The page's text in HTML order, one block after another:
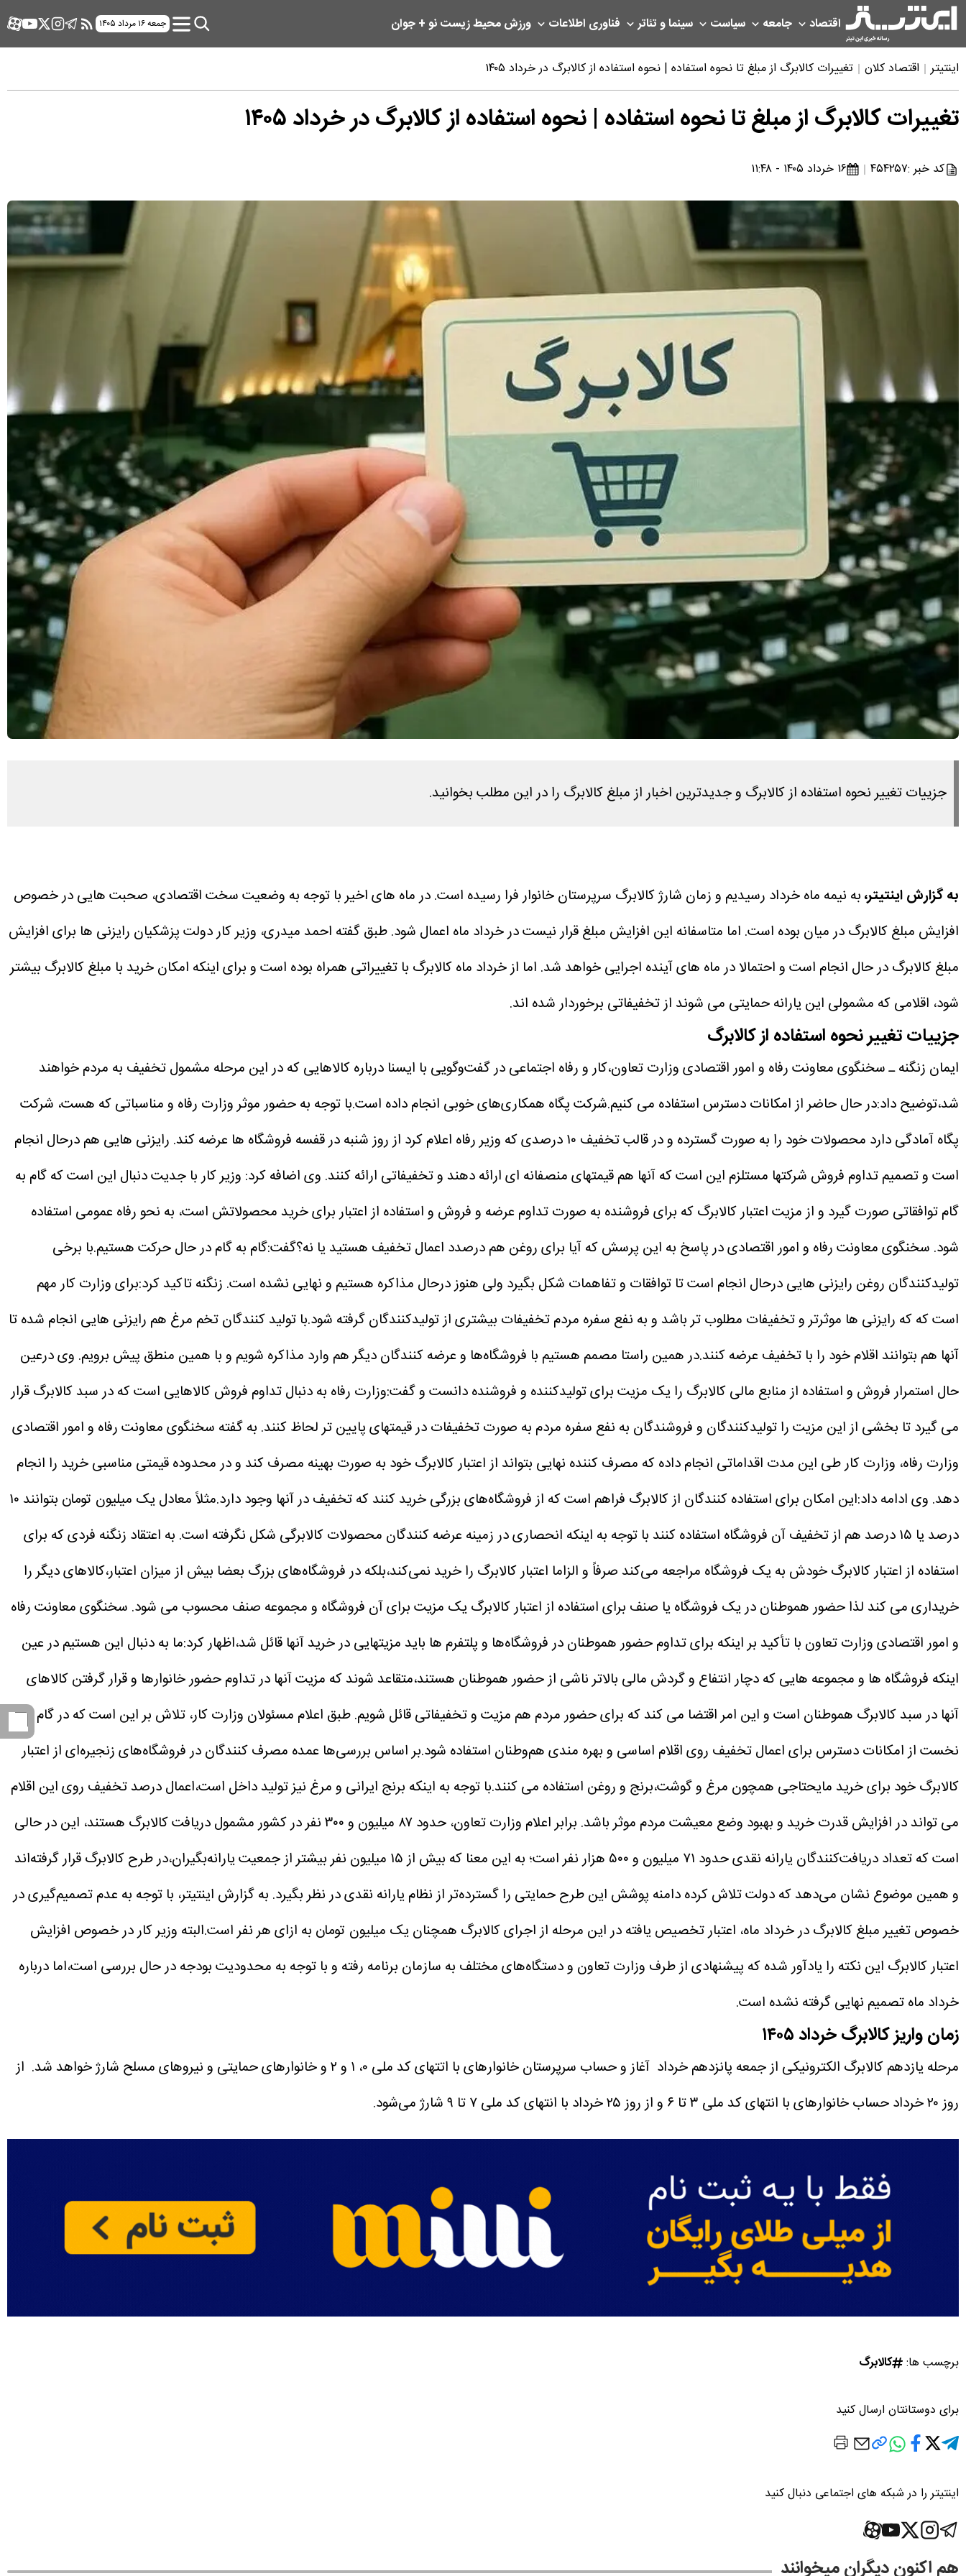
اقتصاد جامعه سیاست سینما و تئاتر فناوری اطلاعات ورزشمحیط زیستنو + جوان جمعه ۱۶ مرداد ۱۴۰۵
اینتیتر اقتصاد کلان تغییرات کالابرگ از مبلغ تا نحوه استفاده | نحوه استفاده از کالابرگ در خرداد ۱۴۰۵
تغییرات کالابرگ از مبلغ تا نحوه استفاده | نحوه استفاده از کالابرگ در خرداد ۱۴۰۵
کد خبر :۴۵۴۲۵۷ ۱۶ خرداد ۱۴۰۵ - ۱۱:۴۸
جزییات تغییر نحوه استفاده از کالابرگ و جدیدترین اخبار از مبلغ کالابرگ را در این مطلب بخوانید.
به گزارش اینتیتر،به نیمه ماه خرداد رسیدیم و زمان شارژ کالابرگ سرپرستان خانوار فرا رسیده است. در ماه های اخیر با توجه به وضعیت سخت اقتصادی، صحبت هایی در خصوص
افزایش مبلغ کالابرگ در میان بوده است. اما متاسفانه این افزایش مبلغ قرار نیست در خرداد ماه اعمال شود. طبق گفته احمد میدری، وزیر کار دولت پزشکیان رایزنی ها برای افزایش
مبلغ کالابرگ در حال انجام است و احتمالا در ماه های آینده اجرایی خواهد شد. اما از خرداد ماه کالابرگ با تغییراتی همراه بوده است و برای اینکه امکان خرید با مبلغ کالابرگ بیشتر
شود، اقلامی که مشمولی این یارانه حمایتی می شوند از تخفیفاتی برخوردار شده اند.
جزییات تغییر نحوه استفاده از کالابرگ
ایمان زنگنه ـ سخنگوی معاونت رفاه و امور اقتصادی وزارت تعاون،کار و رفاه اجتماعی در گفت‌وگویی با ایسنا درباره کالاهایی که در این مرحله مشمول تخفیف به مردم خواهند
شد،توضیح داد:در حال حاضر از امکانات دسترس استفاده می کنیم.شرکت پگاه همکاری‌های خوبی انجام داده است.با توجه به حضور موثر وزارت رفاه و مناسباتی که هست، شرکت
پگاه آمادگی دارد محصولات خود را به صورت گسترده و در قالب تخفیف ۱۰ درصدی که وزیر رفاه اعلام کرد از روز شنبه در قفسه فروشگاه ها عرضه کند. رایزنی هایی هم درحال انجام
است و تصمیم تداوم فروش شرکتها مستلزم این است که آنها هم قیمتهای منصفانه ای ارائه دهند و تخفیفاتی ارائه کنند. وی اضافه کرد: وزیر کار با جدیت دنبال این است که گام به
گام توافقاتی صورت گیرد و از مزیت اعتبار کالابرگ که برای فروشنده به صورت تداوم عرضه و فروش و استفاده از اعتبار برای خرید محصولاتش است، به نحو رفاه عمومی استفاده
شود. سخنگوی معاونت رفاه و امور اقتصادی در پاسخ به این پرسش که آیا برای روغن هم درصدد اعمال تخفیف هستید یا نه؟گفت:گام‌ به گام در حال حرکت هستیم.با برخی
تولیدکنندگان روغن رایزنی هایی درحال انجام است تا توافقات و تفاهمات شکل بگیرد ولی هنوز درحال مذاکره هستیم و نهایی نشده است. زنگنه تاکید کرد:برای وزارت کار مهم
است که که رایزنی ها موثرتر و تخفیفات مطلوب تر باشد و به نفع سفره مردم تخفیفات بیشتری از تولیدکنندگان گرفته شود.با تولید کنندگان تخم مرغ هم رایزنی هایی انجام شده تا
آنها هم بتوانند اقلام خود را با تخفیف عرضه کنند.در همین راستا مصمم هستیم با فروشگاه‌ها و عرضه کنندگان دیگر هم وارد مذاکره شویم و با همین منطق پیش برویم. وی درعین
حال استمرار فروش و استفاده از منابع مالی کالابرگ را یک مزیت برای تولیدکننده و فروشنده دانست و گفت:وزارت رفاه به دنبال تداوم فروش کالاهایی است که در سبد کالابرگ قرار
می گیرد تا بخشی از این مزیت را تولیدکنندگان و فروشندگان به نفع سفره مردم به صورت تخفیفات در قیمتهای پایین تر لحاظ کنند. به گفته سخنگوی معاونت رفاه و امور اقتصادی
وزارت رفاه، وزارت کار طی این مدت اقداماتی انجام داده که مصرف کننده نهایی بتواند از اعتبار کالابرگ خود به صورت بهینه مصرف کند و در محدوده قیمتی مناسبی خرید را انجام
دهد.
وی ادامه داد:این امکان برای استفاده کنندگان از کالابرگ فراهم است که از فروشگاه‌های بزرگی خرید کنند که تخفیف در آنها وجود دارد.مثلاً معادل یک میلیون تومان بتوانند ۱۰
درصد یا ۱۵ درصد هم از تخفیف آن فروشگاه استفاده کنند با توجه به اینکه انحصاری در زمینه عرضه کنندگان محصولات کالابرگی شکل نگرفته است.
به اعتقاد زنگنه فردی که برای
استفاده از اعتبار کالابرگ خودش به یک فروشگاه مراجعه می‌کند صرفاً و الزاما اعتبار کالابرگ را خرید نمی‌کند،بلکه در فروشگاه‌های بزرگ بعضا بیش از میزان اعتبار،کالاهای دیگر را
خریداری می کند لذا حضور هموطنان در یک فروشگاه یا صنف برای استفاده از اعتبار کالابرگ یک مزیت برای آن فروشگاه و مجموعه صنف محسوب می شود. سخنگوی معاونت رفاه
و امور اقتصادی وزارت تعاون با تأکید بر اینکه برای تداوم حضور هموطنان در فروشگاه‌ها و پلتفرم ها باید مزیتهایی در خرید آنها قائل شد،اظهار کرد:ما به دنبال این هستیم در عین
اینکه فروشگاه ها و مجموعه هایی که دچار انتفاع و گردش مالی بالاتر ناشی از حضور هموطنان هستند،متقاعد شوند که مزیت آنها در تداوم حضور خانوارها و قرار گرفتن کالاهای
آنها در سبد کالابرگ هموطنان است و این امر اقتضا می کند که برای حضور مردم هم مزیت و تخفیفاتی قائل شویم.طبق اعلام مسئولان وزارت کار، تلاش بر این است که در گام
نخست از امکانات دسترس برای اعمال تخفیف روی اقلام اساسی و بهره مندی هم‌وطنان استفاده شود.بر اساس بررسی‌ها عمده مصرف کنندگان در فروشگاه‌های زنجیره‌ای از اعتبار
کالابرگ خود برای خرید مایحتاجی همچون مرغ و گوشت،برنج و روغن استفاده می کنند.با توجه به اینکه برنج ایرانی و مرغ نیز تولید داخل است،اعمال درصد تخفیف روی این اقلام
می تواند در افزایش قدرت خرید و بهبود وضع معیشت مردم موثر باشد.
برابر اعلام وزارت تعاون، حدود ۸۷ میلیون و ۳۰۰ نفر در کشور مشمول دریافت کالابرگ هستند، این در حالی
است که تعداد دریافت‌کنندگان یارانه نقدی حدود ۷۱ میلیون و ۵۰۰ هزار نفر است؛ به این معنا که بیش از ۱۵ میلیون نفر بیشتر از جمعیت یارانه‌بگیران،در طرح کالابرگ قرار گرفته‌اند
و همین موضوع نشان می‌دهد که دولت تلاش کرده دامنه پوشش این طرح حمایتی را گسترده‌تر از نظام یارانه نقدی در نظر بگیرد. به گزارش اینتیتر، با توجه به عدم تصمیم‌گیری در
خصوص تغییر مبلغ کالابرگ در خرداد ماه، اعتبار تخصیص یافته در این مرحله از اجرای کالابرگ همچنان یک میلیون تومان به ازای هر نفر است.البته وزیر کار در خصوص افزایش
اعتبار کالابرگ این نکته را یادآور شده که پیشنهادی از طرف وزارت تعاون و دستگاه‌های مختلف به سازمان برنامه رفته و با توجه به محدودیت بودجه در حال بررسی است،اما درباره
خرداد ماه تصمیم نهایی گرفته نشده است.
زمان واریز کالابرگ خرداد ۱۴۰۵
مرحله یازدهم کالابرگ الکترونیکی از جمعه پانزدهم خرداد آغاز و حساب سرپرستان خانوارهای با اتتهای کد ملی ۰، ۱ و ۲ و خانوارهای حمایتی و نیروهای مسلح شارژ خواهد شد.
از
روز ۲۰ خرداد حساب خانوارهای با انتهای کد ملی ۳ تا ۶ و از روز ۲۵ خرداد با انتهای کد ملی ۷ تا ۹ شارژ می‌شود.
برچسب ها: کالابرگ
برای دوستانتان ارسال کنید
اینتیتر را در شبکه های اجتماعی دنبال کنید
هم اکنون دیگران میخوانند